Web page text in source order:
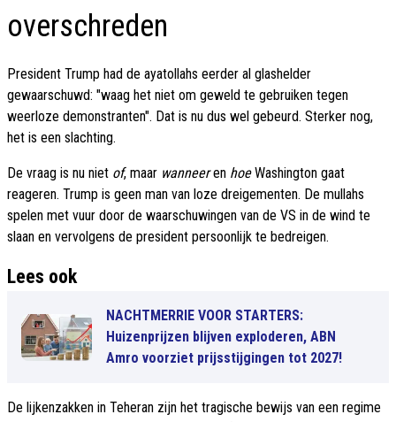
overschreden
President Trump had de ayatollahs eerder al glashelder
gewaarschuwd: "waag het niet om geweld te gebruiken tegen
weerloze demonstranten". Dat is nu dus wel gebeurd. Sterker nog,
het is een slachting.
De vraag is nu niet of, maar wanneeren hoeWashington gaat
reageren. Trump is geen man van loze dreigementen. De mullahs
spelen met vuur door de waarschuwingen van de VS in de wind te
slaan en vervolgens de president persoonlijk te bedreigen.
Lees ook
NACHTMERRIE VOOR STARTERS:
Huizenprijzen blijven exploderen, ABN
Amro voorziet prijsstijgingen tot 2027!
De lijkenzakken in Teheran zijn het tragische bewijs van een regime